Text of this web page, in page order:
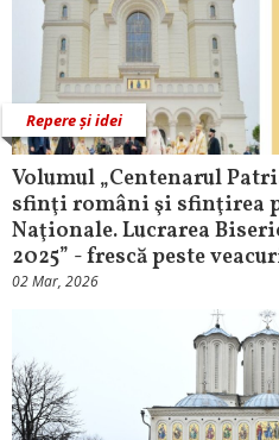
Repere și idei
Volumul „Centenarul
sfinţi români şi sfinţirea
Naţionale. Lucrarea
2025” - frescă peste
02 Mar, 2026